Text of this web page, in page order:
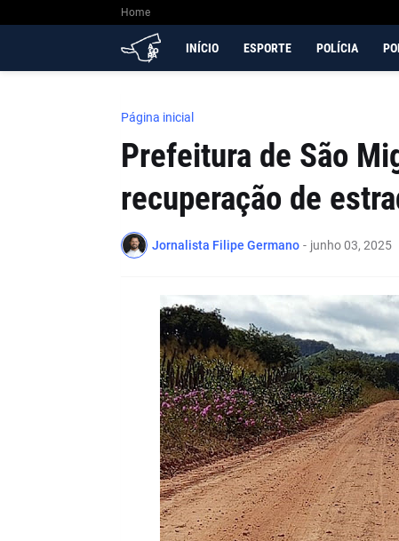
Home
INÍCIO ESPORTE POLÍCIA
Página inicial
Prefeitura de São
recuperação de
Jornalista Filipe Germano - junho 03, 2025